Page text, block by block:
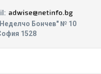
Бончев" № 10
1528